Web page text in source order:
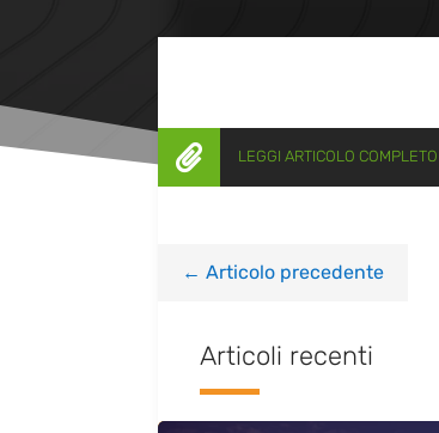
 LEGGI ARTICOLO COMPLETO
← Articolo precedente
Articoli recenti